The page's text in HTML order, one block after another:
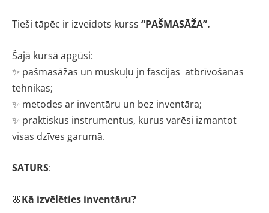
Tieši tāpēc ir izveidots kurss “PAŠMASĀŽA”.
Šajā kursā apgūsi:
✨ pašmasāžas un muskuļu jn fascijas atbrīvošanas
tehnikas;
✨ metodes ar inventāru un bez inventāra;
✨ praktiskus instrumentus, kurus varēsi izmantot
visas dzīves garumā.
SATURS:
🌸Kā izvēlēties inventāru?